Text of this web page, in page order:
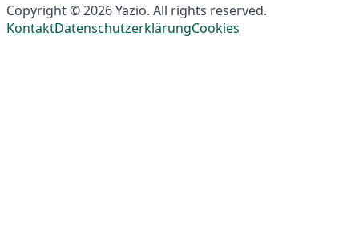
Copyright © 2026 Yazio. All rights reserved.
KontaktDatenschutzerklärungCookies